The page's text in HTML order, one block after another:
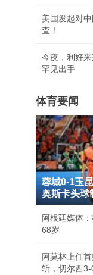
美国发起对
查！
今夜，利好
罕见出手
体育要闻
蓉城0-1玉
奥斯卡头球
阿根廷媒体
68岁
阿莫林上任
斩，切尔西